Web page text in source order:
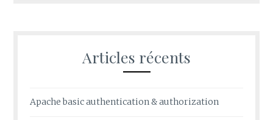
Articles récents
Apache basic authentication & authorization